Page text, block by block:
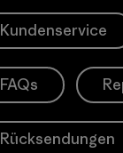
Kundenservice
FAQs
Rücksendungen